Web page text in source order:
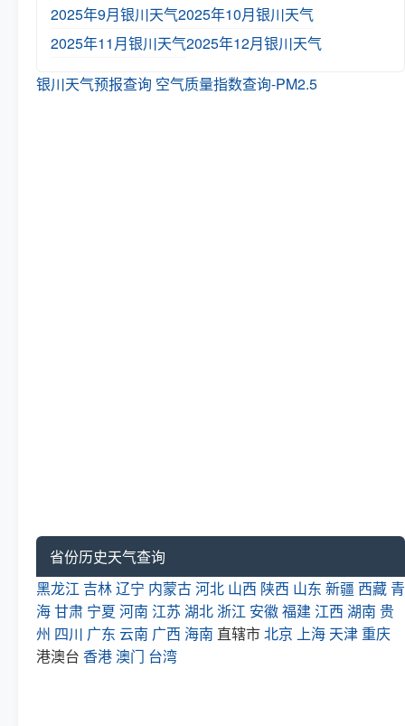
2025年9月银川天气2025年10月银川天气
2025年11月银川天气2025年12月银川天气
银川天气预报查询 空气质量指数查询-PM2.5
省份历史天气查询
黑龙江 吉林辽宁 内蒙古河北 山西 陕西 山东 新疆 西藏 青
海甘肃 宁夏 河南 江苏 湖北 浙江 安徽福建 江西 湖南 贵
州 四川 广东 云南 广西 海南 直辖市北京 上海 天津 重庆
港澳台 香港澳门 台湾